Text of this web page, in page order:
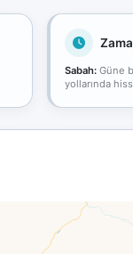
Sabah:Güne
yollarında